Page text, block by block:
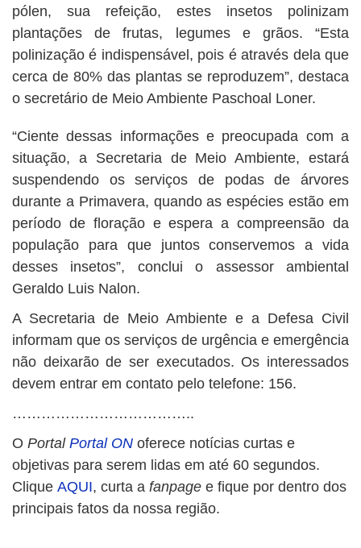
pólen, sua refeição, estes insetos polinizam
plantações de frutas, legumes e grãos. “Esta
polinização é indispensável, pois é através dela que
cerca de 80% das plantas se reproduzem”, destaca
o secretário de Meio Ambiente Paschoal Loner.
“Ciente dessas informações e preocupada com a
situação, a Secretaria de Meio Ambiente, estará
suspendendo os serviços de podas de árvores
durante a Primavera, quando as espécies estão em
período de floração e espera a compreensão da
população para que juntos conservemos a vida
desses insetos”, conclui o assessor ambiental
Geraldo Luis Nalon.
A Secretaria de Meio Ambiente e a Defesa Civil
informam que os serviços de urgência e emergência
não deixarão de ser executados. Os interessados
devem entrar em contato pelo telefone: 156.
………………………………..
O Portal Portal ON oferece notícias curtas e
objetivas para serem lidas em até 60 segundos.
Clique AQUI, curta a fanpage e fique por dentro dos
principais fatos da nossa região.